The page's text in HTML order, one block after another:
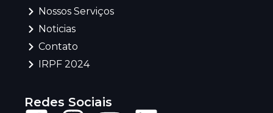
Nossos Serviços
Noticias
Contato
IRPF 2024
Redes Sociais